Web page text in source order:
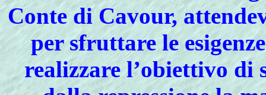
Conte di Cavour,
per sfruttare le
realizzare l’obiettivo di